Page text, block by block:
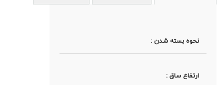
نحوه بسته شدن :
ارتفاع ساق :